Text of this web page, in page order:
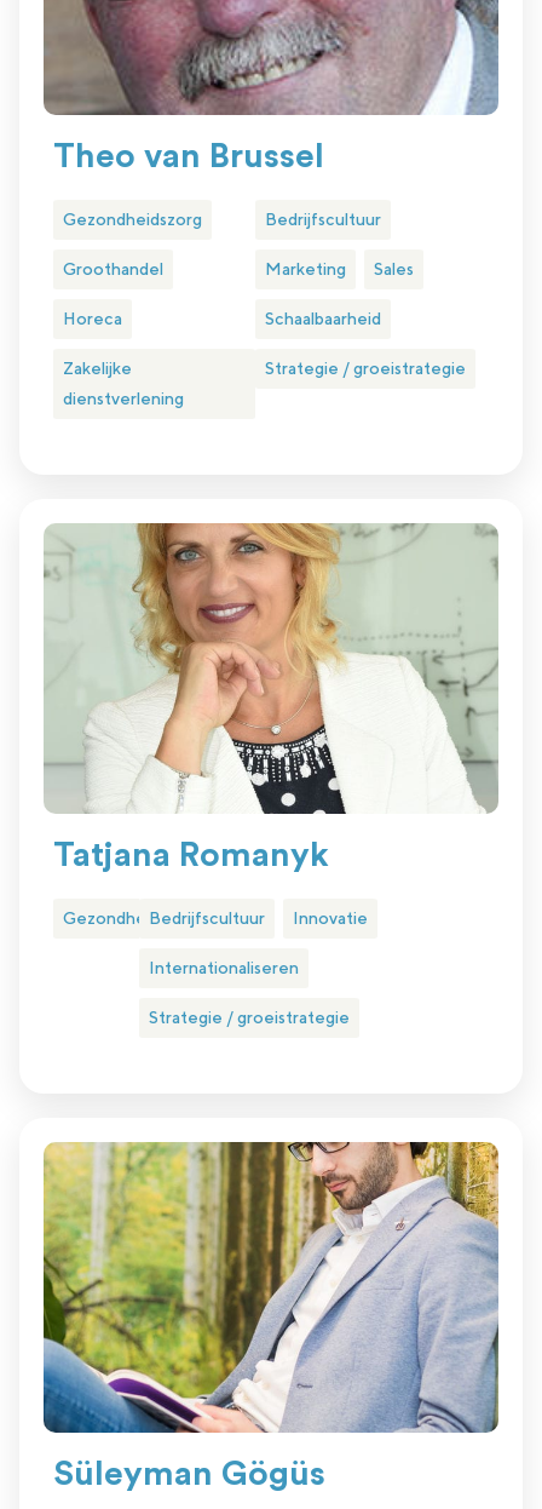
Theo van Brussel
Gezondheidszorg
Groothandel
Horeca
Zakelijke
dienstverlening
Bedrijfscultuur
Marketing Sales
Schaalbaarheid
Strategie / groeistrategie
Tatjana Romanyk
GezondheidszorgBedrijfscultuur Innovatie
Internationaliseren
Strategie / groeistrategie
Süleyman Gögüs